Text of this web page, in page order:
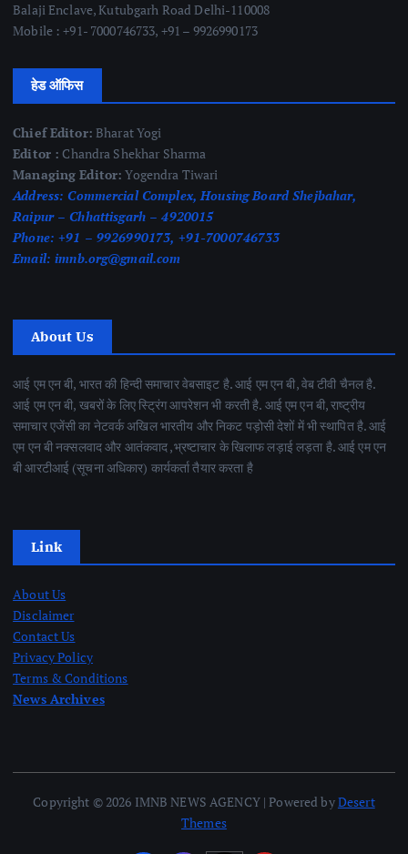
Balaji Enclave, Kutubgarh Road Delhi-110008
Mobile : +91- 7000746733, +91 – 9926990173
हेड ऑफिस
Chief Editor: Bharat Yogi
Editor : Chandra Shekhar Sharma
Managing Editor: Yogendra Tiwari
Address: Commercial Complex, Housing Board Shejbahar,
Raipur – Chhattisgarh – 4920015
Phone: +91 – 9926990173, +91-7000746733
Email: imnb.org@gmail.com
About Us
आई एम एन बी, भारत की हिन्दी समाचार वेबसाइट है. आई एम एन बी, वेब टीवी चैनल है.
आई एम एन बी, खबरों के लिए स्ट्रिंग आपरेशन भी करती है. आई एम एन बी, राष्ट्रीय
समाचार एजेंसी का नेटवर्क अखिल भारतीय और निकट पड़ोसी देशों में भी स्थापित है. आई
एम एन बी नक्सलवाद और आतंकवाद ,भ्रष्टाचार के खिलाफ लड़ाई लड़ता है. आई एम एन
बी आरटीआई (सूचना अधिकार) कार्यकर्ता तैयार करता है
Link
About Us
Disclaimer
Contact Us
Privacy Policy
Terms & Conditions
News Archives
Copyright © 2026 IMNB NEWS AGENCY | Powered byDesert
Themes